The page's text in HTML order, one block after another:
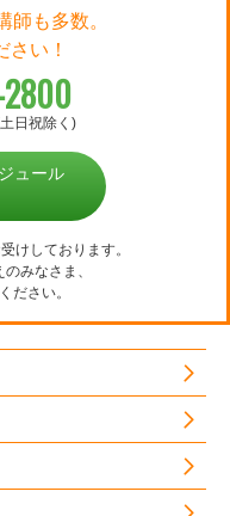
師も多数。
さい！
日祝除く)
ュール
けしております。
みなさま、
ださい。